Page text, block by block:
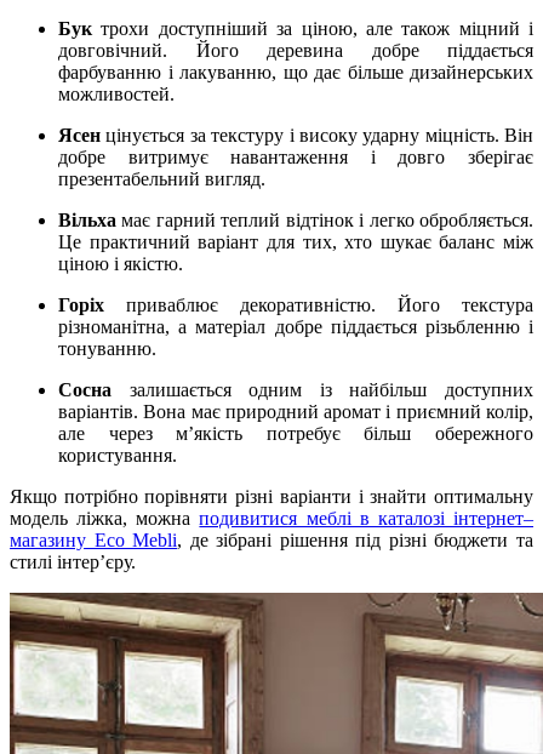
Буктрохи доступніший за ціною, але також міцний і
довговічний. Його деревина добре піддається
фарбуванню і лакуванню, що дає більше дизайнерських
можливостей.
Ясенцінується за текстуру і високу ударну міцність. Він
добре витримує навантаження і довго зберігає
презентабельний вигляд.
Вільха має гарний теплий відтінок і легко обробляється.
Це практичний варіант для тих, хто шукає баланс між
ціною і якістю.
Горіх приваблює декоративністю. Його текстура
різноманітна, а матеріал добре піддається різьбленню і
тонуванню.
Сосна залишається одним із найбільш доступних
варіантів. Вона має природний аромат і приємний колір,
але через м’якість потребує більш обережного
користування.
Якщо потрібно порівняти різні варіанти і знайти оптимальну
модель ліжка, можнаподивитися меблі в каталозі інтернет–
магазину Eco Mebli, де зібрані рішення під різні бюджети та
стилі інтер’єру.